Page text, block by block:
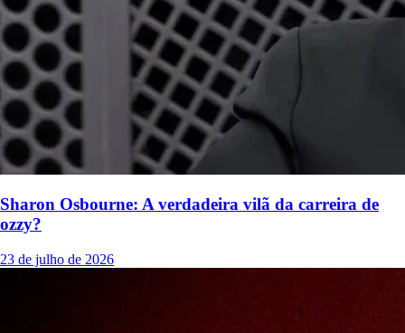
Sharon Osbourne: A verdadeira vilã da carreira de
ozzy?
23 de julho de 2026